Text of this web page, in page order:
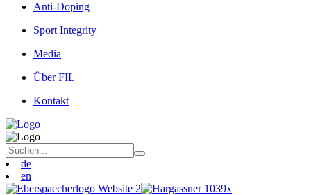
Anti-Doping
Sport Integrity
Media
Über FIL
Kontakt
de
en